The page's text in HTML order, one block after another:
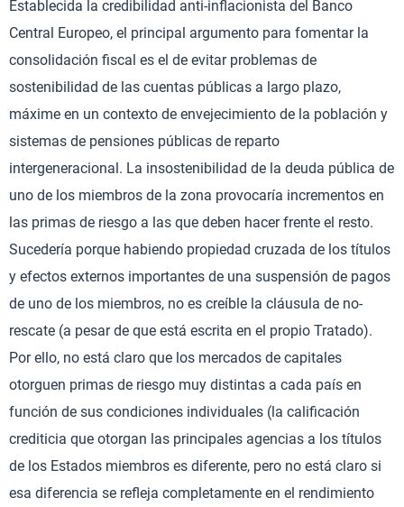
Establecida la credibilidad anti-inflacionista del Banco
Central Europeo, el principal argumento para fomentar la
consolidación fiscal es el de evitar problemas de
sostenibilidad de las cuentas públicas a largo plazo,
máxime en un contexto de envejecimiento de la población y
sistemas de pensiones públicas de reparto
intergeneracional. La insostenibilidad de la deuda pública de
uno de los miembros de la zona provocaría incrementos en
las primas de riesgo a las que deben hacer frente el resto.
Sucedería porque habiendo propiedad cruzada de los títulos
y efectos externos importantes de una suspensión de pagos
de uno de los miembros, no es creíble la cláusula de no-
rescate (a pesar de que está escrita en el propio Tratado).
Por ello, no está claro que los mercados de capitales
otorguen primas de riesgo muy distintas a cada país en
función de sus condiciones individuales (la calificación
crediticia que otorgan las principales agencias a los títulos
de los Estados miembros es diferente, pero no está claro si
esa diferencia se refleja completamente en el rendimiento